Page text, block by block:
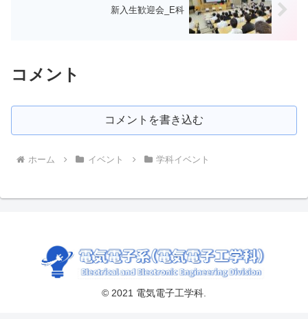
新入生歓迎会_E科
コメント
コメントを書き込む
ホーム イベント 学科イベント
© 2021 電気電子工学科.